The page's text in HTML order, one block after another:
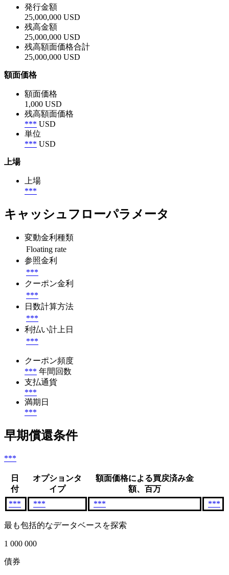
発行金額
25,000,000 USD
残高金額
25,000,000 USD
残高額面価格合計
25,000,000 USD
額面価格
額面価格
1,000 USD
残高額面価格
*** USD
単位
*** USD
上場
上場
***
キャッシュフローパラメータ
変動金利種類
Floating rate
参照金利
***
クーポン金利
***
日数計算方法
***
利払い計上日
***
クーポン頻度
*** 年間回数
支払通貨
***
満期日
***
早期償還条件
***
日
付
オプションタ
イプ
額面価格による買戻済み金
額、百万
***
*** *** ***
最も包括的なデータベースを探索
1 000 000
債券